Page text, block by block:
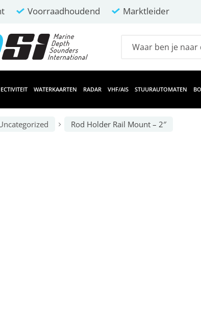
Voorraadhoudend Marktleider
WATERKAARTEN RADAR VHF/AIS STUURAUTOMATEN
Rod Holder Rail Mount – 2″